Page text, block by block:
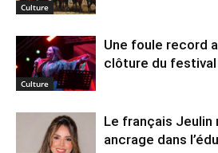
Culture
Culture
Une foule record
clôture du
Le français Jeulin
ancrage dans